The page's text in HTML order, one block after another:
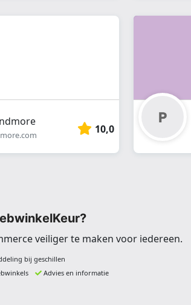
10,0
veiliger te maken voor iedereen.
bij geschillen
Advies en informatie